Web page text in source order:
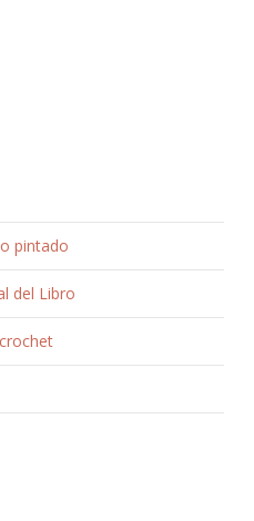
pintado
del Libro